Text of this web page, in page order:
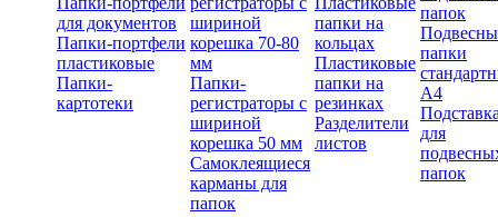
для документов
Папки-портфели
пластиковые
Папки-
картотеки
шириной
корешка 70-80
мм
Папки-
регистраторы с
шириной
корешка 50 мм
Самоклеящиеся
карманы для
папок
папки на
кольцах
Пластиковые
папки на
резинках
Разделители
листов
папок
папки
А4
для
папок